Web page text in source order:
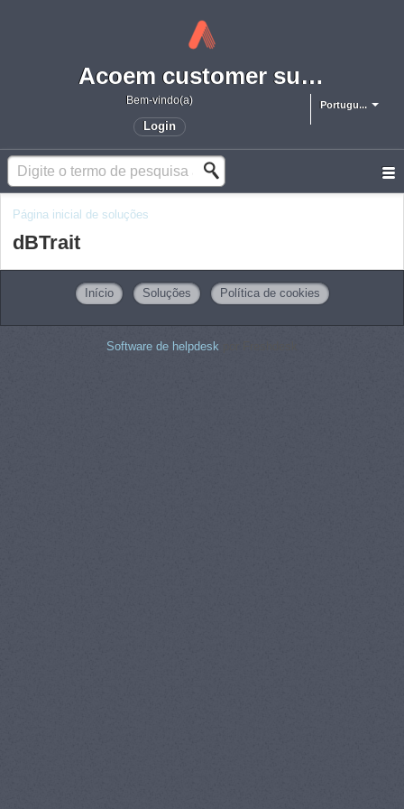
Acoem customer support portal
Portugu...
Bem-vindo(a)
Login
Página inicial de soluções
dBTrait
Início Soluções Política de cookies
Software de helpdesk